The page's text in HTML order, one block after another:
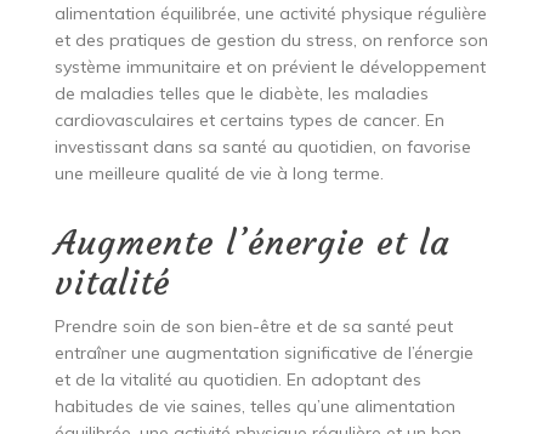
alimentation équilibrée, une activité physique régulière
et des pratiques de gestion du stress, on renforce son
système immunitaire et on prévient le développement
de maladies telles que le diabète, les maladies
cardiovasculaires et certains types de cancer. En
investissant dans sa santé au quotidien, on favorise
une meilleure qualité de vie à long terme.
Augmente l’énergie et la
vitalité
Prendre soin de son bien-être et de sa santé peut
entraîner une augmentation significative de l’énergie
et de la vitalité au quotidien. En adoptant des
habitudes de vie saines, telles qu’une alimentation